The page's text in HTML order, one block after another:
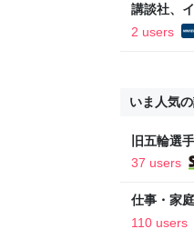
講談社、
3.7億人取
2 users
いま人気
旧五輪選
ルで挑む
37 users
仕事・家
後の自分
110 users